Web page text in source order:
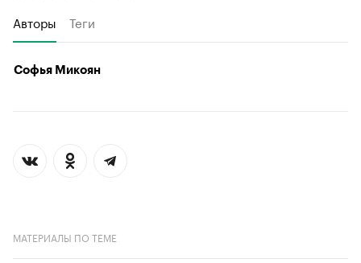
Авторы Теги
Софья Микоян
МАТЕРИАЛЫ ПО ТЕМЕ